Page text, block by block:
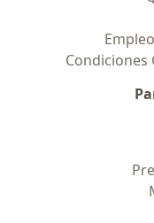
Condiciones